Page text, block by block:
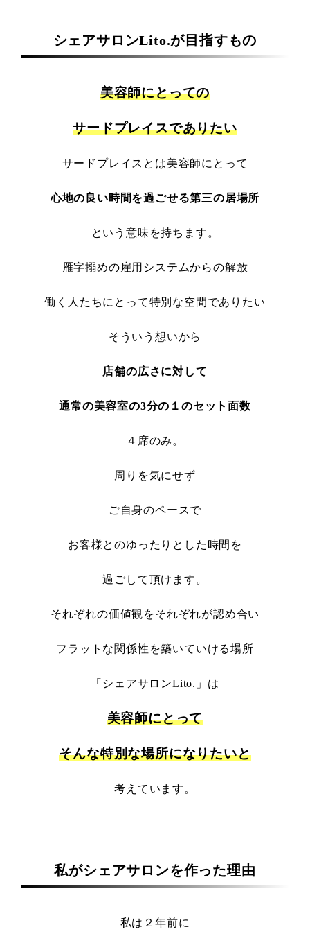
シェアサロンLito.が目指すもの
美容師にとっての
サードプレイスでありたい
サードプレイスとは美容師にとって
心地の良い時間を過ごせる第三の居場所
という意味を持ちます。
雁字搦めの雇用システムからの解放
働く人たちにとって特別な空間でありたい
そういう想いから
店舗の広さに対して
通常の美容室の3分の１のセット面数
４席のみ。
周りを気にせず
ご自身のペースで
お客様とのゆったりとした時間を
過ごして頂けます。
それぞれの価値観をそれぞれが認め合い
フラットな関係性を築いていける場所
「シェアサロンLito.」は
美容師にとって
そんな特別な場所になりたいと
考えています。
私がシェアサロンを作った理由
私は２年前に